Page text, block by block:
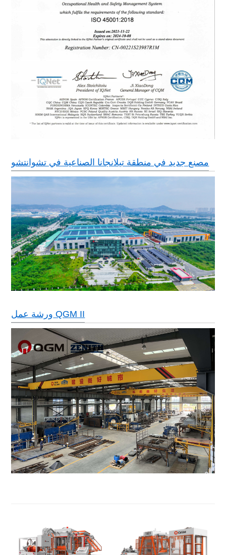
مصنع جديد في منطقة تيلانجانا الصناعية في تشوانتشو
ورشة عمل QGM II